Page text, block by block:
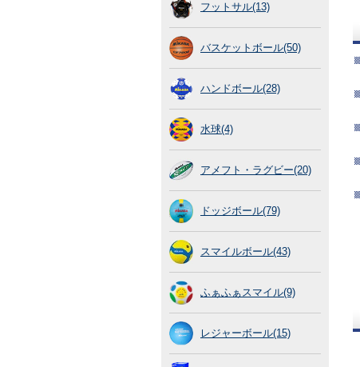
フットサル(13)
バスケットボール(50)
ハンドボール(28)
水球(4)
アメフト・ラグビー(20)
ドッジボール(79)
スマイルボール(43)
ふぁふぁスマイル(9)
レジャーボール(15)